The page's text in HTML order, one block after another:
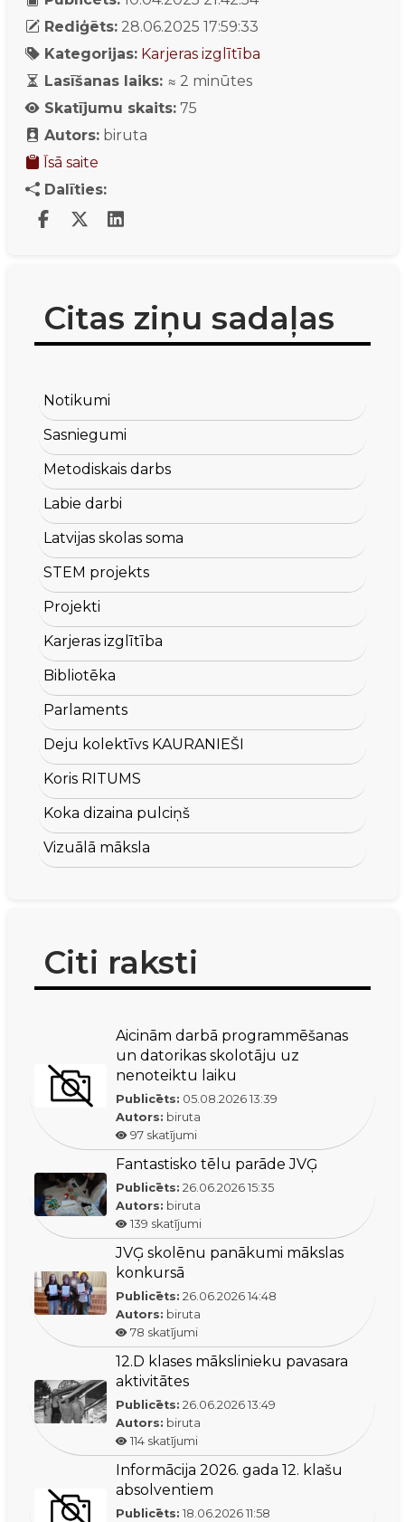
Rediģēts: 28.06.2025 17:59:33
Kategorijas: Karjeras izglītība
Lasīšanas laiks: ≈ 2 minūtes
Skatījumu skaits: 75
Autors: biruta
Īsā saite
Dalīties:
Citas ziņu sadaļas
Notikumi
Sasniegumi
Metodiskais darbs
Labie darbi
Latvijas skolas soma
STEM projekts
Projekti
Karjeras izglītība
Bibliotēka
Parlaments
Deju kolektīvs KAURANIEŠI
Koris RITUMS
Koka dizaina pulciņš
Vizuālā māksla
Citi raksti
Aicinām darbā programmēšanas
un datorikas skolotāju uz
nenoteiktu laiku
Publicēts: 05.08.2026 13:39
Autors: biruta
97 skatījumi
Fantastisko tēlu parāde JVĢ
Publicēts: 26.06.2026 15:35
Autors: biruta
139 skatījumi
JVĢ skolēnu panākumi mākslas
konkursā
Publicēts: 26.06.2026 14:48
Autors: biruta
78 skatījumi
12.D klases mākslinieku pavasara
aktivitātes
Publicēts: 26.06.2026 13:49
Autors: biruta
114 skatījumi
Informācija 2026. gada 12. klašu
absolventiem
Publicēts: 18.06.2026 11:58